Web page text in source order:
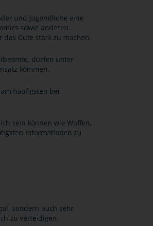
und Jugendliche eine
sowie anderen
Gute stark zu machen.
dürfen unter
kommen.
häufigsten bei
sein können wie Waffen,
Informationen zu
sondern auch sehr
zu verteidigen.